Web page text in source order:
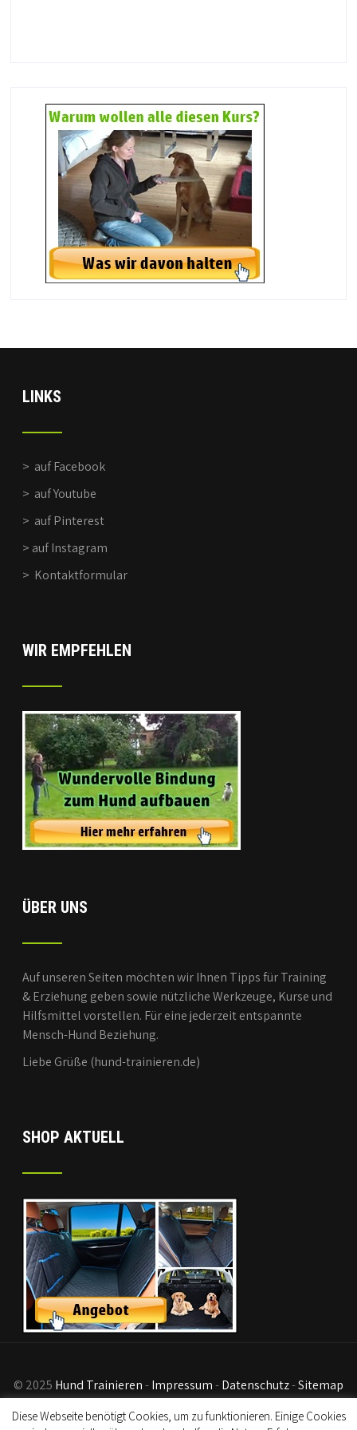
LINKS
> auf Facebook
> auf Youtube
> auf Pinterest
> auf Instagram
> Kontaktformular
WIR EMPFEHLEN
ÜBER UNS
Auf unseren Seiten möchten wir Ihnen Tipps für Training
& Erziehung geben sowie nützliche Werkzeuge, Kurse und
Hilfsmittel vorstellen. Für eine jederzeit entspannte
Mensch-Hund Beziehung.
Liebe Grüße (hund-trainieren.de)
SHOP AKTUELL
© 2025 Hund Trainieren-Impressum-Datenschutz-Sitemap
wir Einkünfte an qualifizierten Verkäufen.
Diese Webseite benötigt Cookies, um zu funktionieren. Einige Cookies